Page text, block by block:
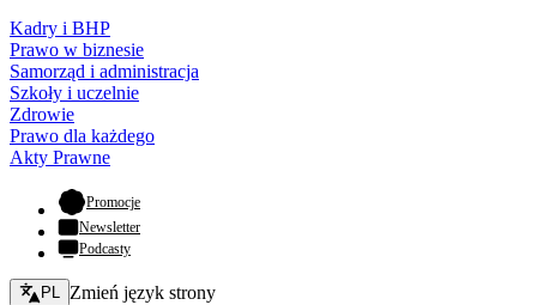
Kadry i BHP
Prawo w biznesie
Samorząd i administracja
Szkoły i uczelnie
Zdrowie
Prawo dla każdego
Akty Prawne
Promocje- otwiera się w nowej karcie
Newsletter
Podcasty
Zmień język - bieżący:
PL Zmień język strony